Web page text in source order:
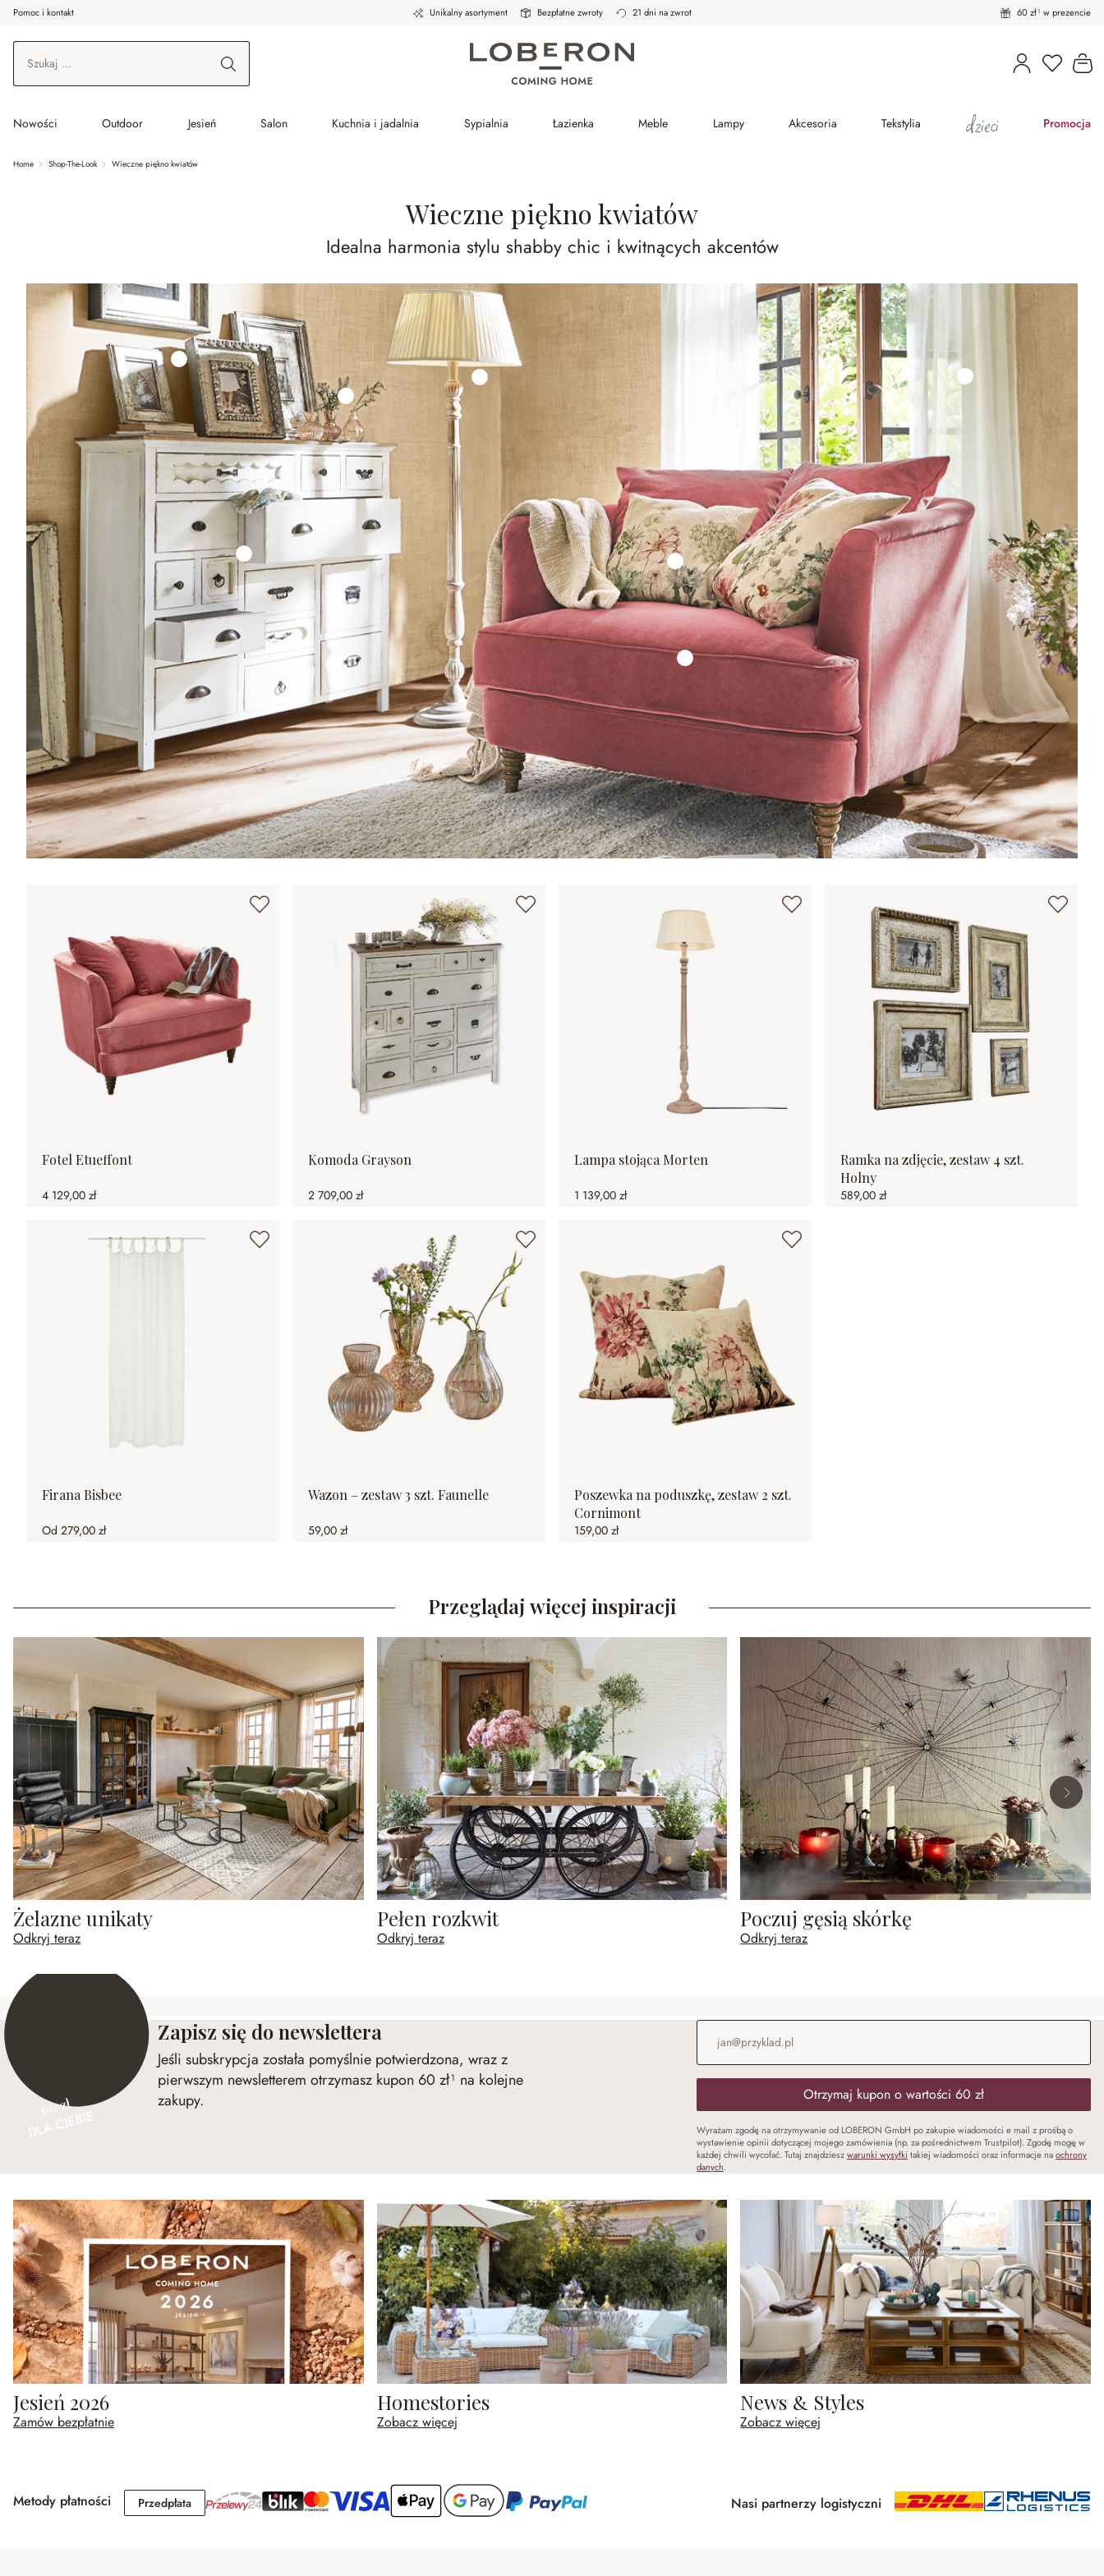
do wątku głównego
Przejdź do wyszukiwania
Przejdź do głównej nawigacji
Pomoc i kontakt Unikalny asortyment Bezpłatne zwroty 21 dni na zwrot 60 zł¹ w prezencie
Masz
Nowości Outdoor Jesień Salon Kuchnia i jadalnia Sypialnia Łazienka Meble Lampy Akcesoria Tekstylia dzieci Promocja
Home Shop-The-Look Wieczne piękno kwiatów
Wieczne piękno kwiatów
Idealna harmonia stylu shabby chic i kwitnących akcentów
Fotel Etueffont
4 129,00 zł
Komoda Grayson
2 709,00 zł
Lampa stojąca Morten
1 139,00 zł
Ramka na zdjęcie, zestaw 4 szt.
Holny
589,00 zł
Firana Bisbee
Od 279,00 zł
Wazon – zestaw 3 szt. Faunelle
59,00 zł
Poszewka na poduszkę, zestaw 2 szt.
Cornimont
159,00 zł
Przeglądaj więcej inspiracji
Żelazne unikaty
Odkryj teraz
Pełen rozkwit
Odkryj teraz
Poczuj gęsią skórkę
Odkryj teraz
60 zł
Zapisz się do newslettera
Jeśli subskrypcja została pomyślnie potwierdzona, wraz z
pierwszym newsletterem otrzymasz kupon 60 zł¹ na kolejne
zakupy.
Adres e-mail
Otrzymaj kupon o wartości 60 zł
Wyrażam zgodę na otrzymywanie od LOBERON GmbH po zakupie wiadomości e mail z prośbą o
wystawienie opinii dotyczącej mojego zamówienia (np. za pośrednictwem Trustpilot). Zgodę mogę w
każdej chwili wycofać. Tutaj znajdzieszwarunki wysyłki takiej wiadomości oraz informacje naochrony
danych.
Jesień 2026
Zamów bezpłatnie
Homestories
Zobacz więcej
News & Styles
Zobacz więcej
Metody płatności PrzedpłataPrzedpłata Nasi partnerzy logistyczni